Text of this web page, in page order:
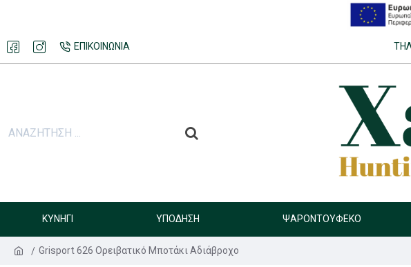
ΕΠΙΚΟΙΝΩΝΊΑ
ΚΥΝΉΓΙ ΥΠΌΔΗΣΗ ΨΑΡΟΝΤΟΎΦΕΚΟ
Grisport 626 Ορειβατικό Μποτάκι Αδιάβροχο